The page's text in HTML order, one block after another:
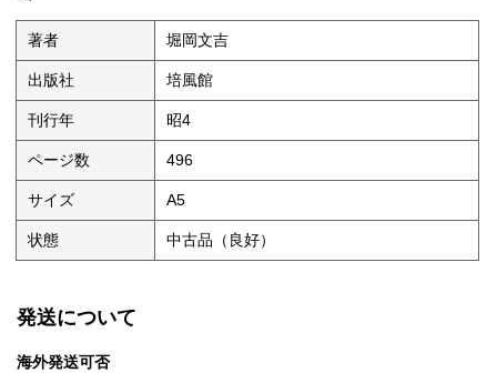
著者 堀岡文吉
出版社 培風館
刊行年 昭4
ページ数 496
サイズ A5
状態 中古品（良好）
発送について
海外発送可否